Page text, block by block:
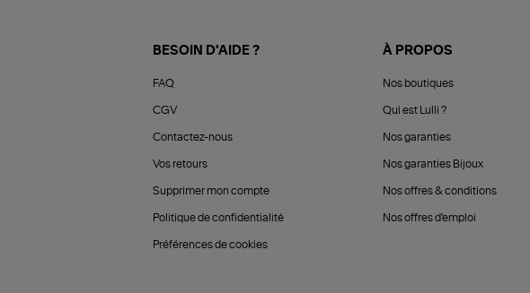
BESOIN D'AIDE ?
FAQ
CGV
Contactez-nous
Vos retours
Supprimer mon compte
Politique de confidentialité
Préférences de cookies
À PROPOS
Nos boutiques
Qui est Lulli ?
Nos garanties
Nos garanties Bijoux
Nos offres & conditions
Nos offres d'emploi